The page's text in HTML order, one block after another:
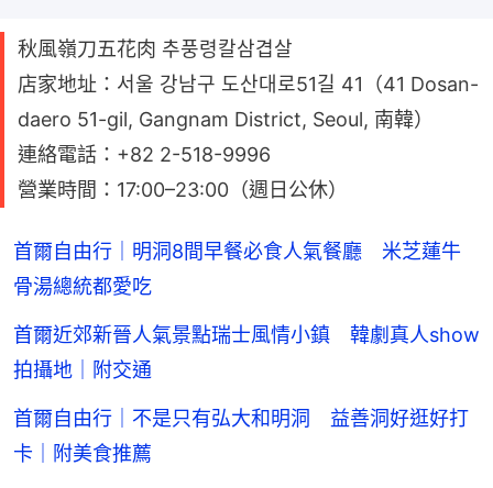
秋風嶺刀五花肉 추풍령칼삼겹살
店家地址：서울 강남구 도산대로51길 41（41 Dosan-
daero 51-gil, Gangnam District, Seoul, 南韓）
連絡電話：+82 2-518-9996
營業時間：17:00–23:00（週日公休）
首爾自由行｜明洞8間早餐必食人氣餐廳 米芝蓮牛
骨湯總統都愛吃
首爾近郊新晉人氣景點瑞士風情小鎮 韓劇真人show
拍攝地｜附交通
首爾自由行｜不是只有弘大和明洞 益善洞好逛好打
卡｜附美食推薦